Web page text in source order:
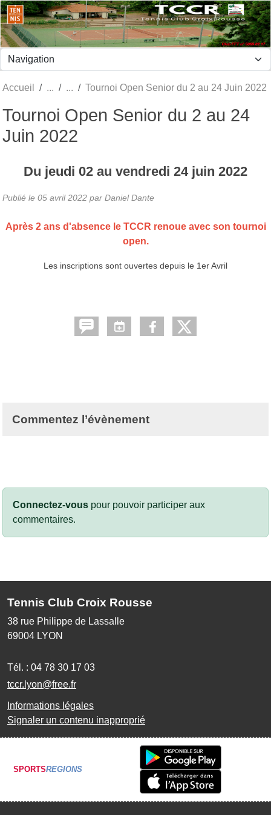
Accueil Tournoi Open Senior du 2 au 24 Juin 2022
Tournoi Open Senior du 2 au 24
Juin 2022
Du jeudi 02 au vendredi 24 juin 2022
Publié le 05 avril 2022 par Daniel Dante
Après 2 ans d'absence le TCCR renoue avec son tournoi
open.
Les inscriptions sont ouvertes depuis le 1er Avril
Commentez l’évènement
Connectez-vous pour pouvoir participer aux
commentaires.
Tennis Club Croix Rousse
38 rue Philippe de Lassalle
69004 LYON
Tél. : 04 78 30 17 03
tccr.lyon@free.fr
Informations légales
Signaler un contenu inapproprié
SPORTSREGIONS
Panneau de gestion des cookies